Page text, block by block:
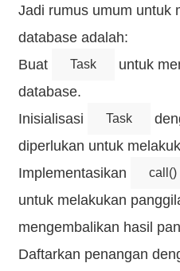
Jadi rumus umum untuk
database adalah:
Buat
Task
untuk
database.
Inisialisasi
Task
diperlukan untuk
Implementasikan
call()
untuk melakukan
mengembalikan hasil
Daftarkan penangan